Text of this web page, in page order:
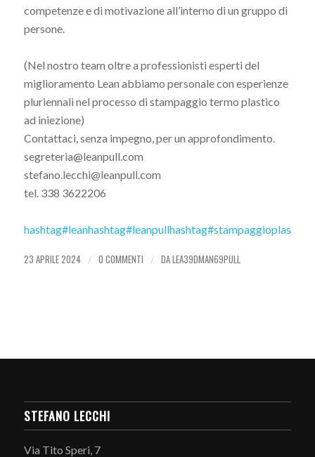
competenze e di motivazione all’interno di un gruppo di
persone.
(Nel nostro team oltre a professionisti esperti del
miglioramento Lean abbiamo personale con esperienze
pluriennali nel processo di stampaggio termo plastico
ad iniezione)
Contattaci, senza impegno, per un approfondimento.
segreteria@leanpull.com
stefano.lecchi@leanpull.com
tel. 338 3622206
hashtag#leanhashtag#leanpullhashtag#stampaggioplastico
23 APRILE 2024 / 0 COMMENTI / DALEA39DMAN69PULL
STEFANO LECCHI
Via Tito Speri, 7